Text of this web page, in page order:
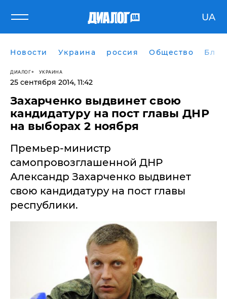
UA
Новости Украина россия Общество
ДИАЛОГ УКРАИНА
25 сентября 2014, 11:42
Захарченко выдвинет свою
кандидатуру на пост главы ДНР
на выборах 2 ноября
Премьер-министр
самопровозглашенной ДНР
Александр Захарченко выдвинет
свою кандидатуру на пост главы
республики.